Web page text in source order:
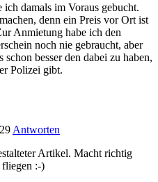
damals im Voraus gebucht.
denn ein Preis vor Ort ist
Anmietung habe ich den
noch nie gebraucht, aber
besser den dabei zu haben,
Polizei gibt.
Antworten
Artikel. Macht richtig
fliegen :-)